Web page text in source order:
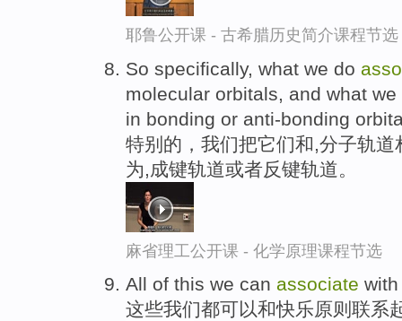
耶鲁公开课 - 古希腊历史简介课程节选
So specifically, what we do
molecular orbitals, and what
in bonding or anti-bonding
特别的，我们把它们和,分子轨
为,成键轨道或者反键轨道。
麻省理工公开课 - 化学原理课程节选
All of this we can associate
这些我们都可以和快乐原则联系